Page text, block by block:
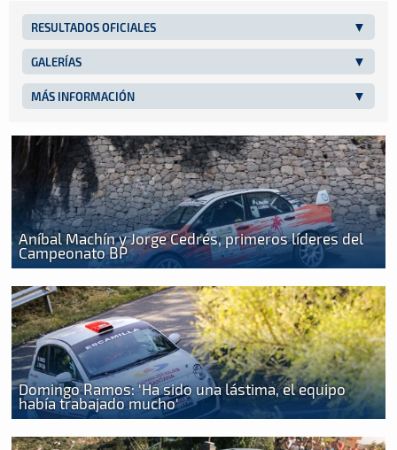
RESULTADOS OFICIALES
GALERÍAS
MÁS INFORMACIÓN
Aníbal Machín y Jorge Cedrés, primeros líderes del
Campeonato BP
Domingo Ramos: 'Ha sido una lástima, el equipo
había trabajado mucho'